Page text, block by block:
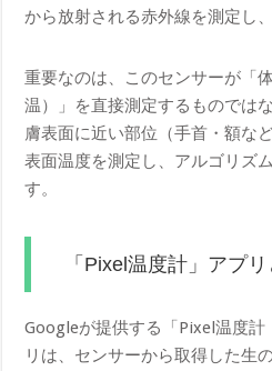
から放射される赤外線を測定し
重要なのは、このセンサーが「
温）」を直接測定するものでは
膚表面に近い部位（手首・額な
表面温度を測定し、アルゴリズ
す。
「Pixel温度計」アプ
Googleが提供する「Pixel温度
リは、センサーから取得した生